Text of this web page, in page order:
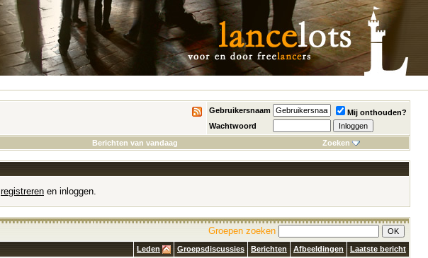
Gebruikersnaam
Mij onthouden?
Wachtwoord
Berichten van vandaag Zoeken
registreren en inloggen.
Groepen zoeken
Leden Groepsdiscussies Berichten Afbeeldingen Laatste bericht